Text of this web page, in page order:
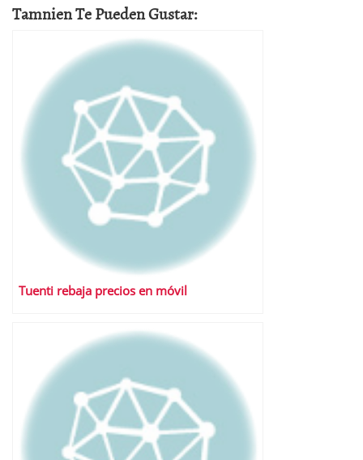
Tamnien Te Pueden Gustar:
Tuenti rebaja precios en móvil